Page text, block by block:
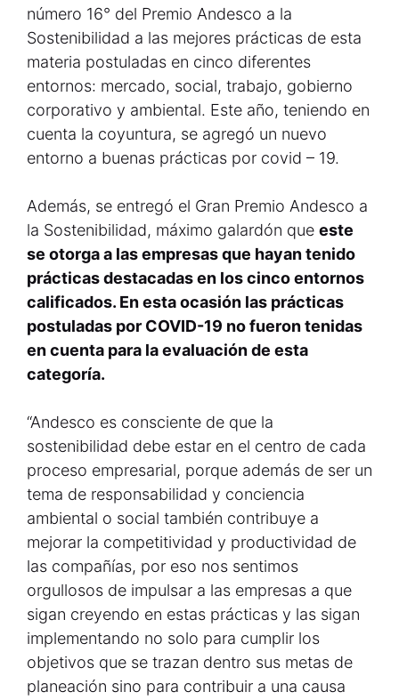
número 16° del Premio Andesco a la
Sostenibilidad a las mejores prácticas de esta
materia postuladas en cinco diferentes
entornos: mercado, social, trabajo, gobierno
corporativo y ambiental. Este año, teniendo en
cuenta la coyuntura, se agregó un nuevo
entorno a buenas prácticas por covid – 19.
Además, se entregó el Gran Premio Andesco a
la Sostenibilidad, máximo galardón que este
se otorga a las empresas que hayan tenido
prácticas destacadas en los cinco entornos
calificados. En esta ocasión las prácticas
postuladas por COVID-19 no fueron tenidas
en cuenta para la evaluación de esta
categoría.
“Andesco es consciente de que la
sostenibilidad debe estar en el centro de cada
proceso empresarial, porque además de ser un
tema de responsabilidad y conciencia
ambiental o social también contribuye a
mejorar la competitividad y productividad de
las compañías, por eso nos sentimos
orgullosos de impulsar a las empresas a que
sigan creyendo en estas prácticas y las sigan
implementando no solo para cumplir los
objetivos que se trazan dentro sus metas de
planeación sino para contribuir a una causa